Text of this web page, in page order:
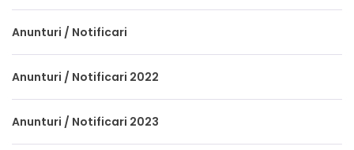
Anunturi / Notificari
Anunturi / Notificari 2022
Anunturi / Notificari 2023